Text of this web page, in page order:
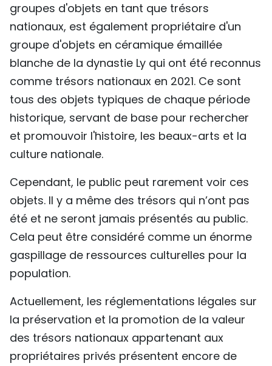
ESPAÑOL
groupes d'objets en tant que trésors
nationaux, est également propriétaire d'un
groupe d'objets en céramique émaillée
blanche de la dynastie Ly qui ont été reconnus
comme trésors nationaux en 2021. Ce sont
tous des objets typiques de chaque période
historique, servant de base pour rechercher
et promouvoir l'histoire, les beaux-arts et la
culture nationale.
Cependant, le public peut rarement voir ces
objets. Il y a même des trésors qui n’ont pas
été et ne seront jamais présentés au public.
Cela peut être considéré comme un énorme
gaspillage de ressources culturelles pour la
population.
Actuellement, les réglementations légales sur
la préservation et la promotion de la valeur
des trésors nationaux appartenant aux
propriétaires privés présentent encore de